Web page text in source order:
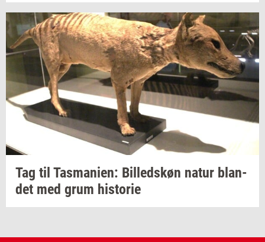
Tag til Tas­ma­ni­en: Bil­leds­køn natur blan­
det med grum hi­sto­rie